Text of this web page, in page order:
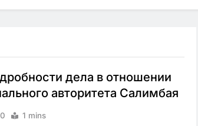
дела в отношении
авторитета Салимбая
0 1 mins